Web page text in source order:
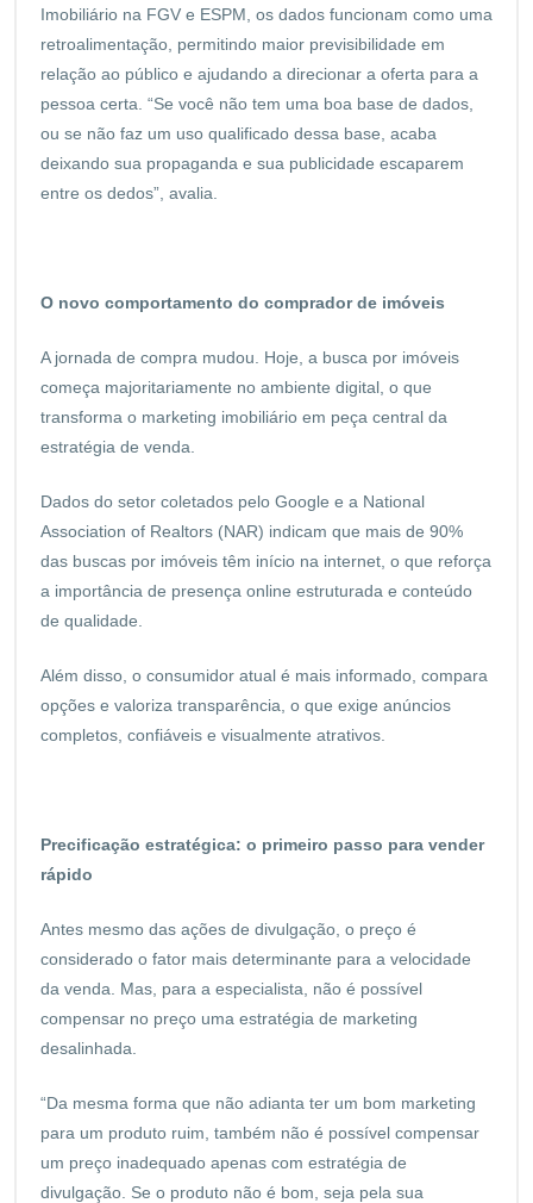
Imobiliário na FGV e ESPM, os dados funcionam como uma
retroalimentação, permitindo maior previsibilidade em
relação ao público e ajudando a direcionar a oferta para a
pessoa certa. “Se você não tem uma boa base de dados,
ou se não faz um uso qualificado dessa base, acaba
deixando sua propaganda e sua publicidade escaparem
entre os dedos”, avalia.
O novo comportamento do comprador de imóveis
A jornada de compra mudou. Hoje, a busca por imóveis
começa majoritariamente no ambiente digital, o que
transforma o marketing imobiliário em peça central da
estratégia de venda.
Dados do setor coletados pelo Google e a National
Association of Realtors (NAR) indicam que mais de 90%
das buscas por imóveis têm início na internet, o que reforça
a importância de presença online estruturada e conteúdo
de qualidade.
Além disso, o consumidor atual é mais informado, compara
opções e valoriza transparência, o que exige anúncios
completos, confiáveis e visualmente atrativos.
Precificação estratégica: o primeiro passo para vender
rápido
Antes mesmo das ações de divulgação, o preço é
considerado o fator mais determinante para a velocidade
da venda. Mas, para a especialista, não é possível
compensar no preço uma estratégia de marketing
desalinhada.
“Da mesma forma que não adianta ter um bom marketing
para um produto ruim, também não é possível compensar
um preço inadequado apenas com estratégia de
divulgação. Se o produto não é bom, seja pela sua